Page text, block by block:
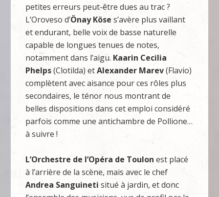
petites erreurs peut-être dues au trac ?
L’Oroveso d’Önay Köse s’avère plus vaillant
et endurant, belle voix de basse naturelle
capable de longues tenues de notes,
notamment dans l’aigu. Kaarin Cecilia
Phelps(Clotilda) etAlexander Marev(Flavio)
complètent avec aisance pour ces rôles plus
secondaires, le ténor nous montrant de
belles dispositions dans cet emploi considéré
parfois comme une antichambre de Pollione…
à suivre !
L’Orchestre de l’Opéra de Toulon est placé
à l’arrière de la scène, mais avec le chef
Andrea Sanguineti situé à jardin, et donc